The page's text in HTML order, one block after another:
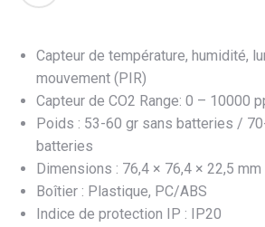
Capteur de température, humidité,
mouvement (PIR)
Capteur de CO2 Range: 0 – 10000
Poids : 53-60 gr sans batteries /
batteries
Dimensions : 76,4 × 76,4 × 22,5 mm
Boîtier : Plastique, PC/ABS
Indice de protection IP : IP20